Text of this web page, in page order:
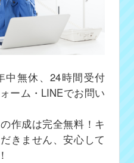
中無休、24時間受付
ーム・LINEでお問い
作成は完全無料！キ
きません、安心して